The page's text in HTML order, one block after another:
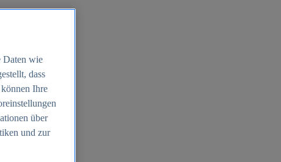
Daten wie
dass
Ihre
über
und zur